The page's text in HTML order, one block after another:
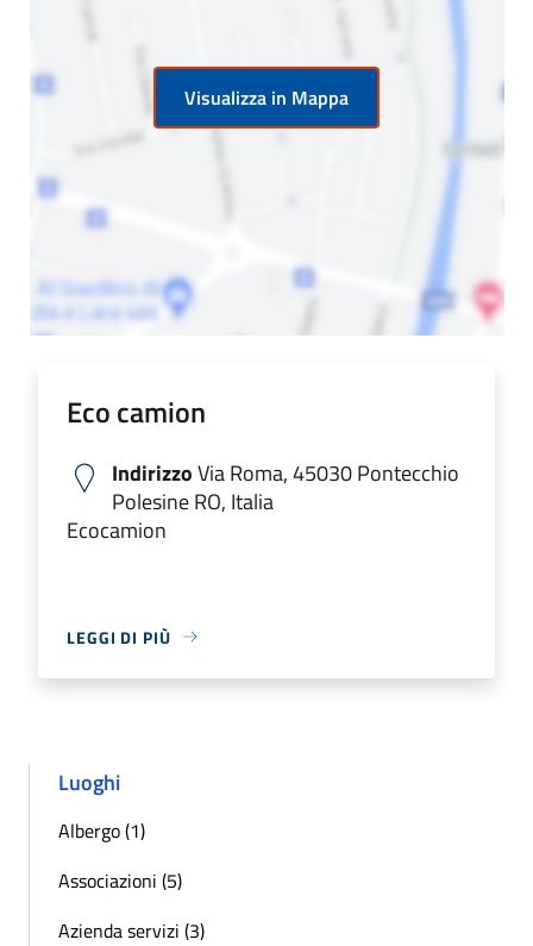
Visualizza in Mappa
Eco camion
IndirizzoVia Roma, 45030 Pontecchio
Polesine RO, Italia
Ecocamion
LEGGI DI PIÙ
Luoghi
Albergo (1)
Associazioni (5)
Azienda servizi (3)